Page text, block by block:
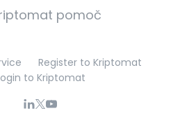
Register to Kriptomat
to Kriptomat